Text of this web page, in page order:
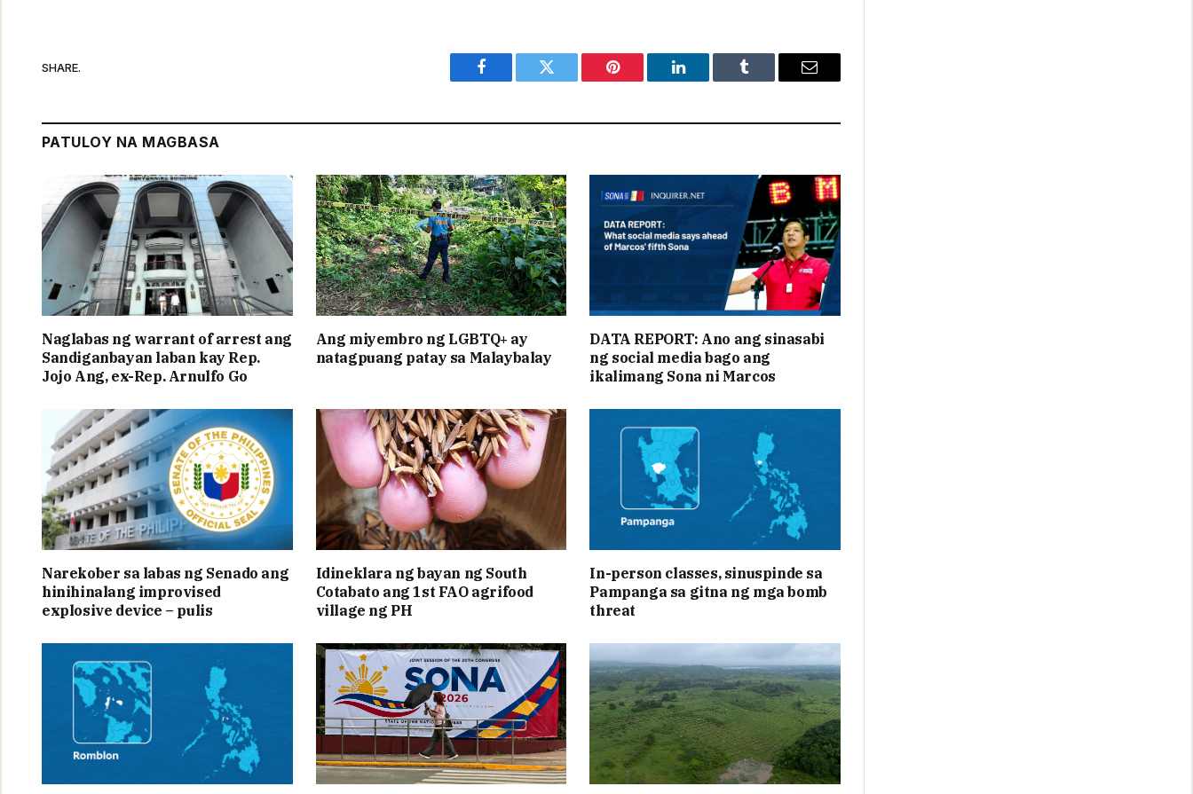
SHARE.
Facebook Twitter Pinterest LinkedIn Tumblr Email
PATULOY NA MAGBASA
Naglabas ng warrant of arrest ang
Sandiganbayan laban kay Rep.
Jojo Ang, ex-Rep. Arnulfo Go
Ang miyembro ng LGBTQ+ ay
natagpuang patay sa Malaybalay
DATA REPORT: Ano ang sinasabi
ng social media bago ang
ikalimang Sona ni Marcos
Narekober sa labas ng Senado ang
hinihinalang improvised
explosive device – pulis
Idineklara ng bayan ng South
Cotabato ang 1st FAO agrifood
village ng PH
In-person classes, sinuspinde sa
Pampanga sa gitna ng mga bomb
threat